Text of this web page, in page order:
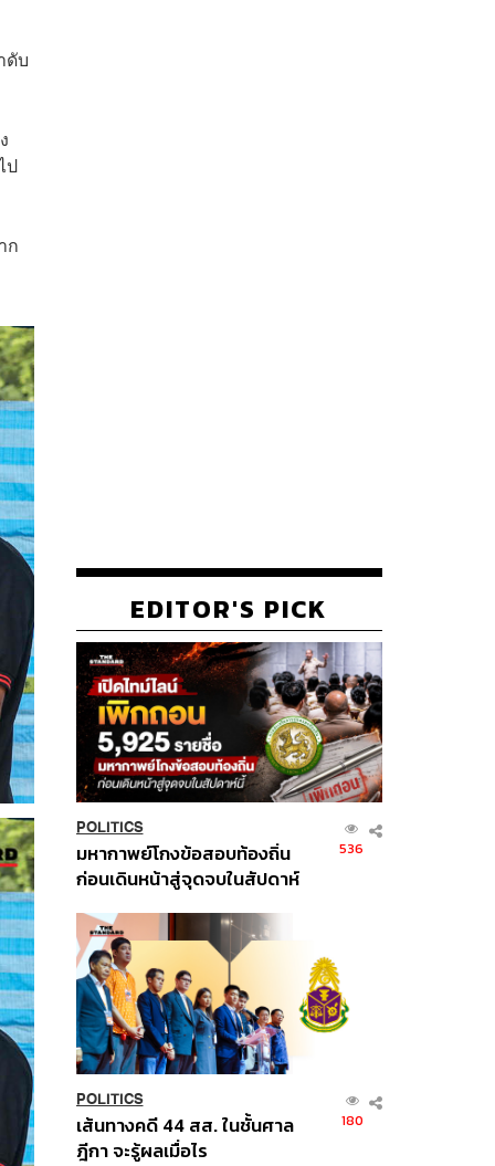
ดับ
ป
ก
EDITOR'S PICK
POLITICS
มหากาพย์โกงข้อสอบท้องถิ่น
ก่อนเดินหน้าสู่จุดจบในสัปดาห์
536
POLITICS
เส้นทางคดี 44 สส. ในชั้นศาล
ฎีกา จะรู้ผลเมื่อไร
180